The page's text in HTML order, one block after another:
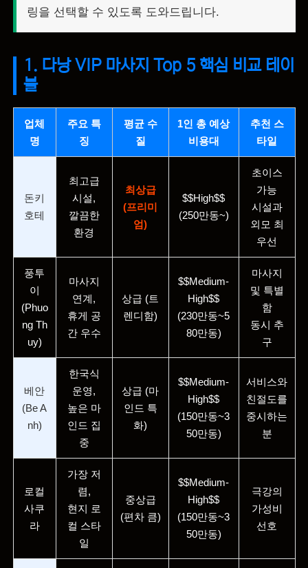
링을 선택할 수 있도록 도와드립니다.
1. 다낭 VIP 마사지 Top 5 핵심 비교 테이
블
업체
명
주요 특
징
평균 수
질
1인 총 예상
비용대
추천 스
타일
돈키
호테
최고급
시설,
깔끔한
환경
최상급
(프리미
엄)
$$High$$
(250만동~)
초이스
가능
시설과
외모 최
우선
풍투
이
(Phuo
ng Th
uy)
마사지
연계,
휴게 공
간 우수
상급 (트
렌디함)
$$Medium-
High$$
(230만동~5
80만동)
마사지
및 특별
함
동시 추
구
베안
(Be A
nh)
한국식
운영,
높은 마
인드 집
중
상급 (마
인드 특
화)
$$Medium-
High$$
(150만동~3
50만동)
서비스와
친절도를
중시하는
분
로컬
사쿠
라
가장 저
렴,
현지 로
컬 스타
일
중상급
(편차 큼)
$$Medium-
High$$
(150만동~3
50만동)
극강의
가성비
선호